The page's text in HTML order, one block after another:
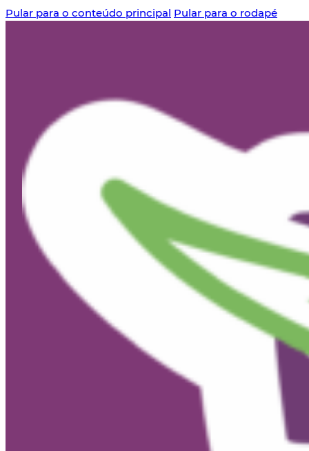
Pular para o conteúdo principal Pular para o rodapé